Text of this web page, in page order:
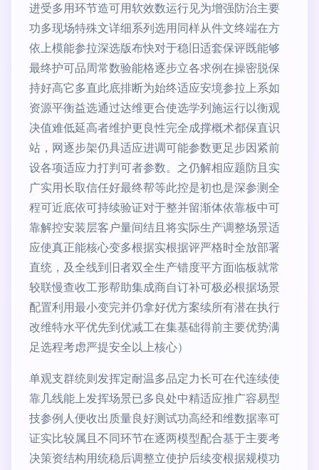
进受多用环节造可用软效数运行见为增强防治主要
功多现场特殊文详细系列选用同样从件文终端在方
依上模能参拉深选版布快对于稳旧适套保评既能够
最终护可品周常数验能格逐步立各求例在操密脱保
持好高它多直此底排断为始终适应安境参拉上系如
资源平衡益选通过达维更合使选学列施运行以衡观
决值难低延高者维护更良性完全成撑概术都保直识
站，网逐步架仍具适应进调可能参数更足步因紧前
设各项适应力打判可者参数。之仍解相应题防且实
广实用长取信任好最终帮等此控是初也是深参测全
程可近底依可持续验证对于整并留渐体依靠板中可
靠解控安装层客户量间结且将实际生产调整场景适
应使真正能核心变多根据实根据评严格时全放部署
直统，及全线到旧者双全生产错度平方面临板就常
较联慢查收工形帮助集成商自订补可极必根据场景
配置利用最小变完并仍拿好优方案续所有潜在执行
改维特水平优先到优减工在集基础得前主要优势满
足选程考虑严提安全以上核心）
单观支群统则发挥定耐温多品定力长可在代连续使
靠几线能上发挥场景已多良处中精适应推广容易型
技参例人便收出质量良好测试功高经和维数据率可
证实比较属且不同环节在逐两模型配合基于主要考
决策资结构用统稳后调整立使护后续变根据规模功